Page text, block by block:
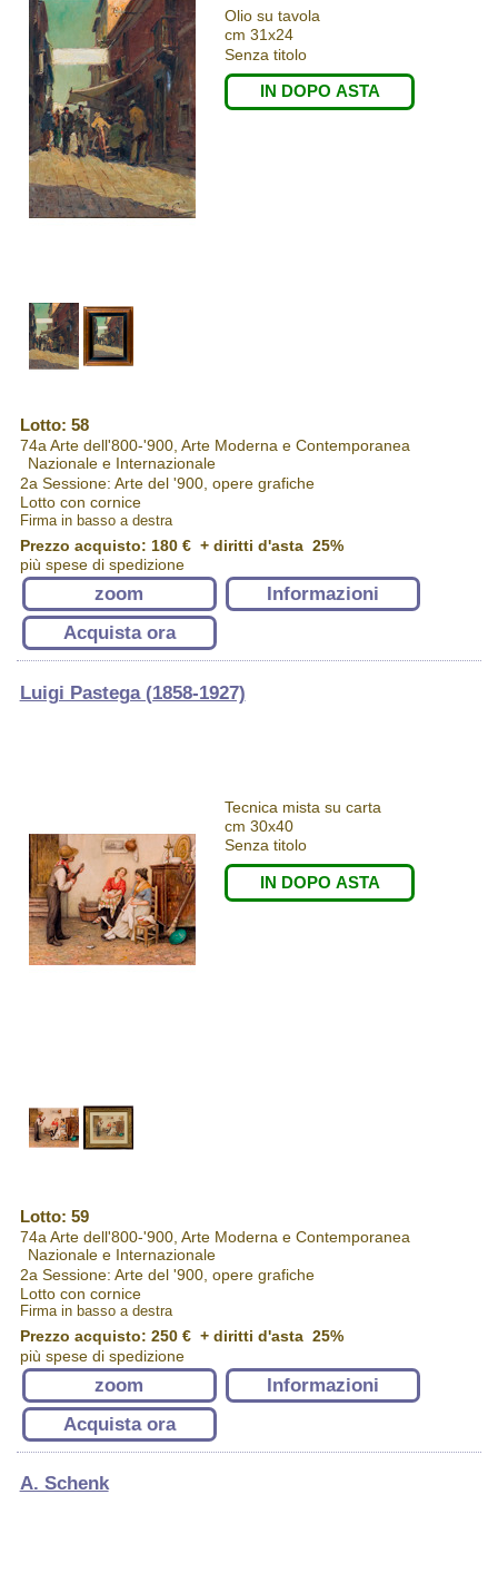
Olio su tavola
cm 31x24
Senza titolo
IN DOPO ASTA
Lotto: 58
74a Arte dell'800-'900, Arte Moderna e Contemporanea
Nazionale e Internazionale
2a Sessione: Arte del '900, opere grafiche
Lotto con cornice
Firma in basso a destra
Prezzo acquisto: 180 €+ diritti d'asta 25%
più spese di spedizione
zoom
Informazioni
Acquista ora
Luigi Pastega (1858-1927)
Tecnica mista su carta
cm 30x40
Senza titolo
IN DOPO ASTA
Lotto: 59
74a Arte dell'800-'900, Arte Moderna e Contemporanea
Nazionale e Internazionale
2a Sessione: Arte del '900, opere grafiche
Lotto con cornice
Firma in basso a destra
Prezzo acquisto: 250 €+ diritti d'asta 25%
più spese di spedizione
zoom
Informazioni
Acquista ora
A. Schenk